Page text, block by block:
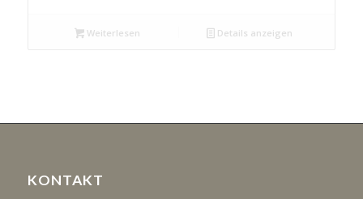
Weiterlesen Details anzeigen
KONTAKT